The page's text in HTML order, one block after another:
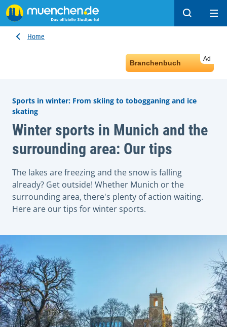
Search
Home
Ad
Branchenbuch
Sports in winter: From skiing to tobogganing and ice
skating
Winter sports in Munich and the
surrounding area: Our tips
The lakes are freezing and the snow is falling
already? Get outside! Whether Munich or the
surrounding area, there's plenty of action waiting.
Here are our tips for winter sports.